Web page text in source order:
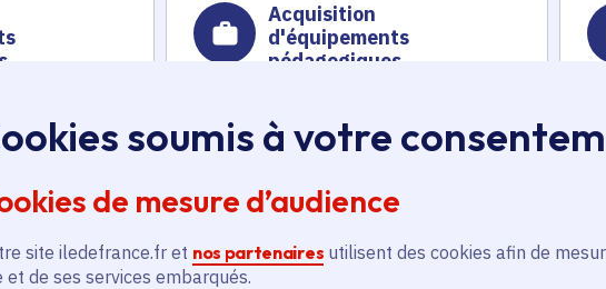
soumis à votre
de mesure d’audience
site iledefrance.fr et nos partenaires utilisent des cookies afin de
et de ses services embarqués.
de
(75)
Acquisition
d'équipements
pédagogiques,
Ferrandi
Voté en 2023